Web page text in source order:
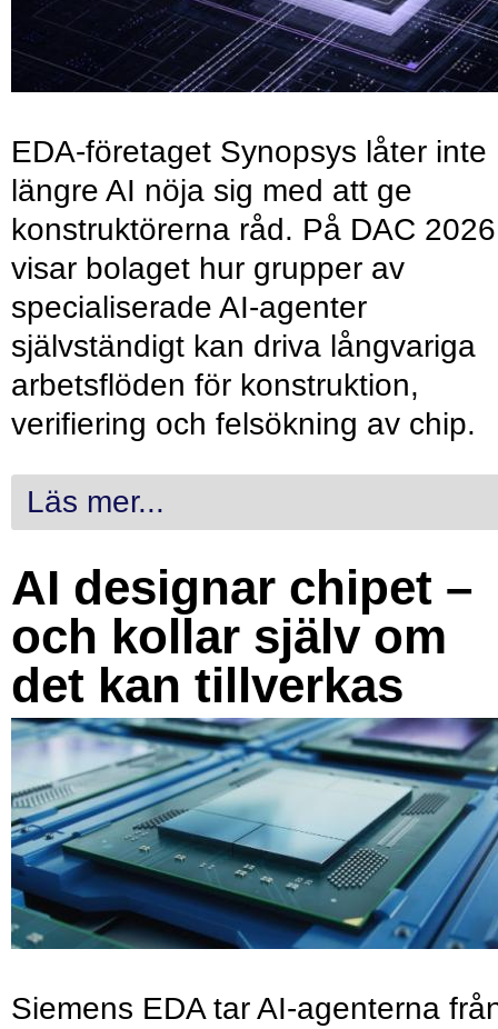
EDA-företaget Synopsys låter inte
längre AI nöja sig med att ge
konstruktörerna råd. På DAC 2026
visar bolaget hur grupper av
specialiserade AI-agenter
självständigt kan driva långvariga
arbetsflöden för konstruktion,
verifiering och felsökning av chip.
Läs mer...
AI designar chipet –
och kollar själv om
det kan tillverkas
Siemens EDA tar AI-agenterna